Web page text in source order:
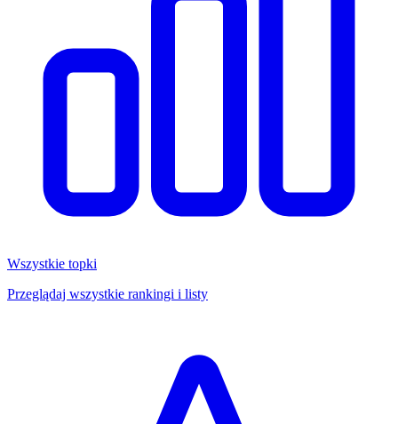
Wszystkie topki
Przeglądaj wszystkie rankingi i listy